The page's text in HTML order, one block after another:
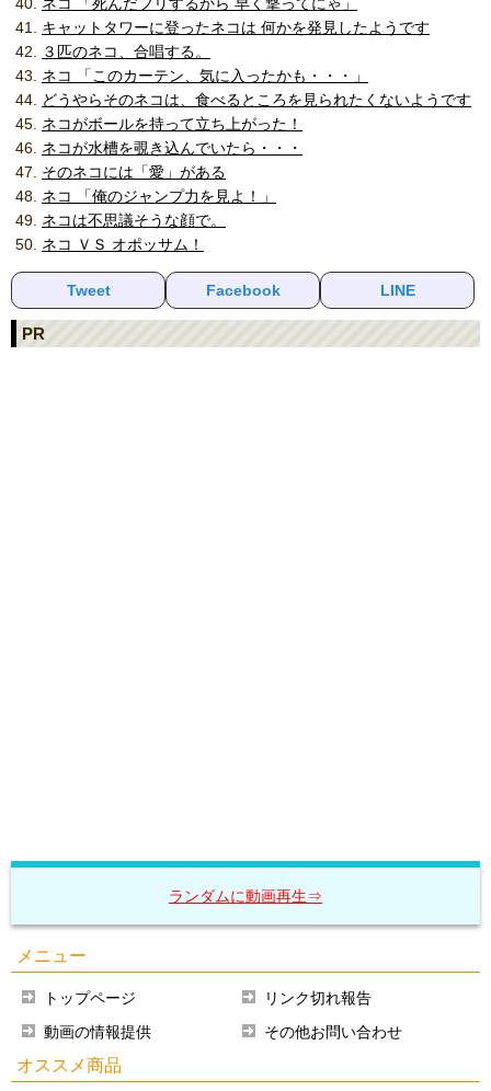
キャットタワーに登ったネコは 何かを発見したようです
３匹のネコ、合唱する。
ネコ 「このカーテン、気に入ったかも・・・」
どうやらそのネコは、食べるところを見られたくないようです
ネコがボールを持って立ち上がった！
ネコが水槽を覗き込んでいたら・・・
そのネコには「愛」がある
ネコ 「俺のジャンプ力を見よ！」
ネコは不思議そうな顔で。
ネコ ＶＳ オポッサム！
Tweet Facebook LINE
PR
ランダムに動画再生⇒
メニュー
トップページ
リンク切れ報告
動画の情報提供
その他お問い合わせ
オススメ商品